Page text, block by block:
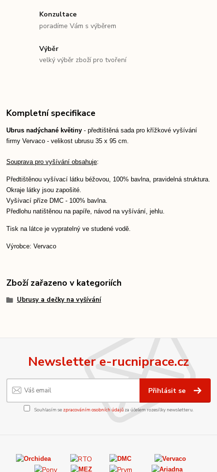
Konzultace
poradíme Vám s výběrem
Výběr
velký výběr zboží pro tvoření
Kompletní specifikace
Ubrus nadýchané květiny - předtištěná sada pro křížkové vyšívání
firmy Vervaco - velikost ubrusu 35 x 95 cm.
Souprava pro vyšívání obsahuje:
Předtištěnou vyšívací látku béžovou, 100% bavlna, pravidelná struktura.
Okraje látky jsou zapošité.
Vyšívací příze DMC - 100% bavlna.
Předlohu natištěnou na papíře, návod na vyšívání, jehlu.
Tisk na látce je vypratelný ve studené vodě.
Výrobce: Vervaco
Zboží zařazeno v kategoriích
Ubrusy a dečky na vyšívání
Newsletter e-rucniprace.cz
Přihlásit se
Souhlasím se zpracováním osobních údajůza účelem rozesílky newsletteru.